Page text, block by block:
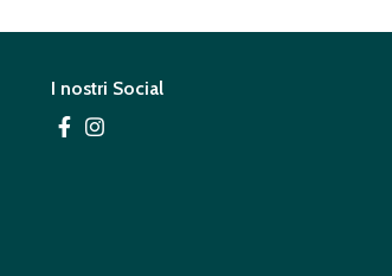
I nostri Social